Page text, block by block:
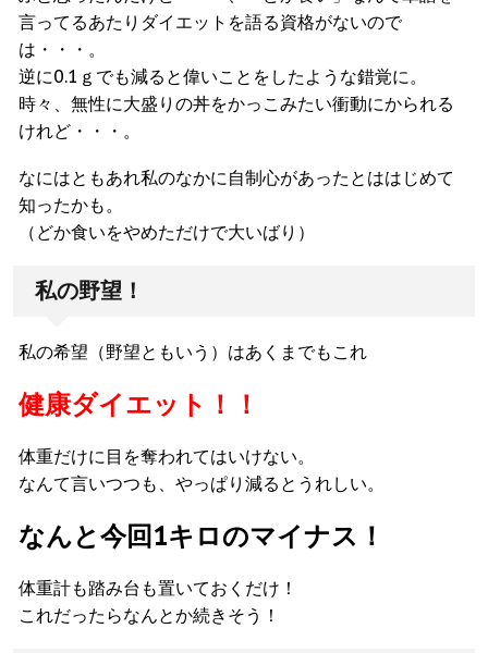
言ってるあたりダイエットを語る資格がないので
は・・・。
逆に0.1ｇでも減ると偉いことをしたような錯覚に。
時々、無性に大盛りの丼をかっこみたい衝動にかられる
けれど・・・。
なにはともあれ私のなかに自制心があったとははじめて
知ったかも。
（どか食いをやめただけで大いばり）
私の野望！
私の希望（野望ともいう）はあくまでもこれ
健康ダイエット！！
体重だけに目を奪われてはいけない。
なんて言いつつも、やっぱり減るとうれしい。
なんと今回1キロのマイナス！
体重計も踏み台も置いておくだけ！
これだったらなんとか続きそう！